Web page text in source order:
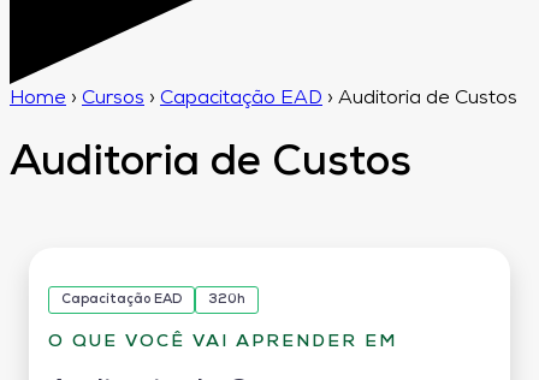
Home › Cursos › Capacitação EAD › Auditoria de Custos
Auditoria de Custos
Capacitação EAD 320h
O QUE VOCÊ VAI APRENDER EM